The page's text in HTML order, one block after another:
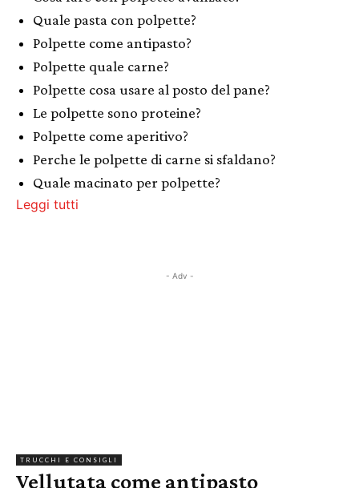
Quale pasta con polpette?
Polpette come antipasto?
Polpette quale carne?
Polpette cosa usare al posto del pane?
Le polpette sono proteine?
Polpette come aperitivo?
Perche le polpette di carne si sfaldano?
Quale macinato per polpette?
Leggi tutti
- Adv -